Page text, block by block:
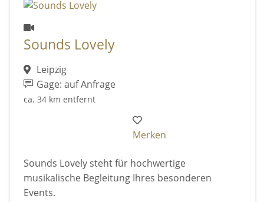
Sounds Lovely
Leipzig
Gage: auf Anfrage
ca. 34 km entfernt
Merken
Sounds Lovely steht für hochwertige
musikalische Begleitung Ihres besonderen
Events.